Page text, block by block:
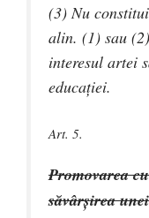
(3) Nu
alin. (1) sau
interesul artei
educaţiei.
Art. 5.
Promovarea
săvârşirea